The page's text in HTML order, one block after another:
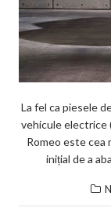
La fel ca piesele
vehicule electrice
Romeo este cea
inițial de a